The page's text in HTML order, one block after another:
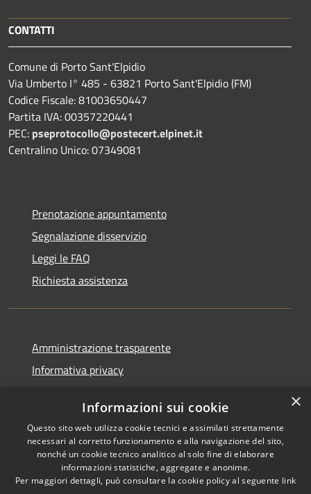
CONTATTI
Comune di Porto Sant'Elpidio
Via Umberto I° 485 - 63821 Porto Sant'Elpidio (FM)
Codice Fiscale: 81003650447
Partita IVA: 00357220441
PEC: pseprotocollo@postecert.elpinet.it
Centralino Unico: 07349081
Prenotazione appuntamento
Segnalazione disservizio
Leggi le FAQ
Richiesta assistenza
Amministrazione trasparente
Informativa privacy
Dichiarazione di accessibilità
Piano di miglioramento
×
Informazioni sui cookie
Questo sito web utilizza cookie tecnici e assimilati strettamente
necessari al corretto funzionamento e alla navigazione del sito,
nonché un cookie tecnico analitico al solo fine di elaborare
informazioni statistiche, aggregate e anonime.
Per maggiori dettagli, può consultare la cookie policy al seguente link